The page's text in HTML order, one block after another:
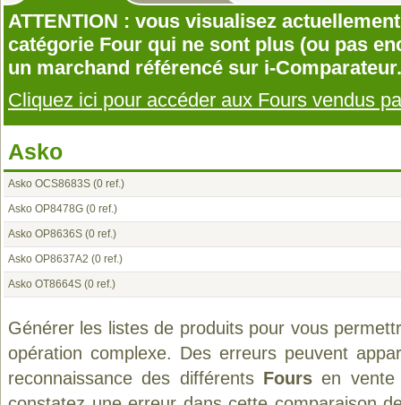
ATTENTION : vous visualisez
catégorie Four qui ne sont plus (ou pas
un marchand référencé sur i-Comparateur.
Cliquez ici pour accéder aux Fours vendus
Asko
Asko OCS8683S (0 ref.)
Asko OP8478G (0 ref.)
Asko OP8636S (0 ref.)
Asko OP8637A2 (0 ref.)
Asko OT8664S (0 ref.)
Générer les listes de produits pour vous
opération complexe. Des erreurs peuvent
reconnaissance des différents Foursen vente